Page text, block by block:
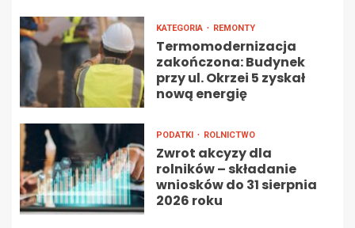
KATEGORIA REMONTY
Termomodernizacja
zakończona: Budynek
przy ul. Okrzei 5 zyskał
nową energię
PODATKI ROLNICTWO
Zwrot akcyzy dla
rolników – składanie
wniosków do 31 sierpnia
2026 roku